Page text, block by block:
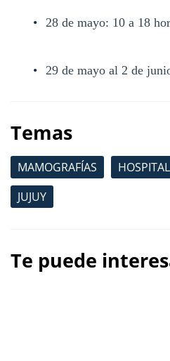
28 de mayo: 10 a 18
29 de mayo al 2 de
Temas
MAMOGRAFÍAS
JUJUY
Te puede